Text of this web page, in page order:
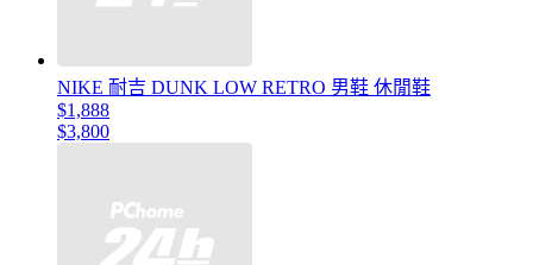
NIKE 耐吉 DUNK LOW RETRO 男鞋 休閒鞋
$1,888
$3,800